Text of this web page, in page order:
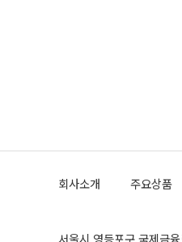
회사소개 주요상품
서울시 영등포구 국제금